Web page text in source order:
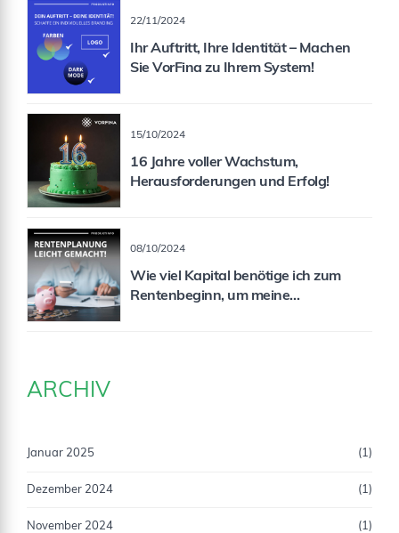
22/11/2024
Ihr Auftritt, Ihre Identität – Machen
Sie VorFina zu Ihrem System!
15/10/2024
16 Jahre voller Wachstum,
Herausforderungen und Erfolg!
08/10/2024
Wie viel Kapital benötige ich zum
Rentenbeginn, um meine
ARCHIV
Januar 2025 (1)
Dezember 2024 (1)
November 2024 (1)